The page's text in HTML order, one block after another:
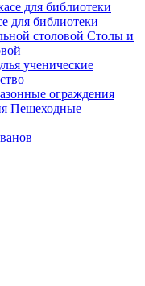
для библиотеки
Столы и
ученические
ограждения
Пешеходные